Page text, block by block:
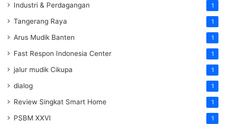
Industri & Perdagangan 1
Tangerang Raya 1
Arus Mudik Banten 1
Fast Respon Indonesia Center 1
jalur mudik Cikupa 1
dialog 1
Review Singkat Smart Home 1
PSBM XXVI 1